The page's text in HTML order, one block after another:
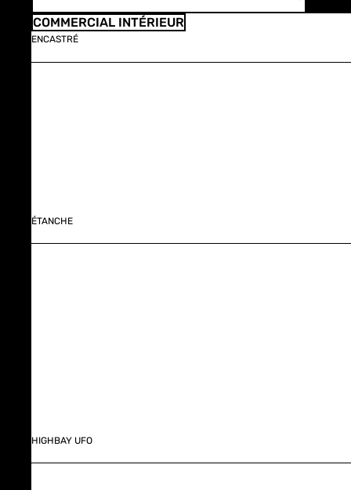
COMMERCIAL INTÉRIEUR
ENCASTRÉ
ÉTANCHE
HIGHBAY UFO